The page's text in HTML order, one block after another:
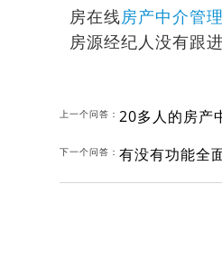
房在线房产中介管
房源经纪人没有跟
上一个问答： 20多人的房产
下一个问答： 有没有功能全